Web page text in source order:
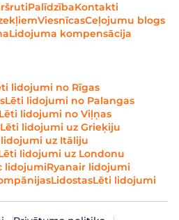
PalīdzībaKontakti
ViesnīcasCeļojumu blogs
Lidojuma kompensācija
lidojumi no Rīgas
Lēti lidojumi no Palangas
Lēti lidojumi no Viļņas
Lēti lidojumi uz Grieķiju
uz Itāliju
lidojumi uz Londonu
lidojumiRyanair lidojumi
LidostasLēti lidojumi